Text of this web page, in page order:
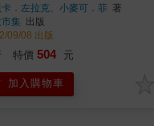
．左拉克、小麥可．菲 著
集 出版
09/08 出版
特價 504 元
加入購物車